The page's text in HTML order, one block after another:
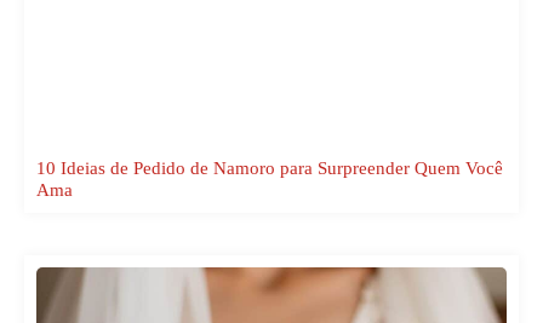
10 Ideias de Pedido de Namoro para Surpreender Quem Você
Ama